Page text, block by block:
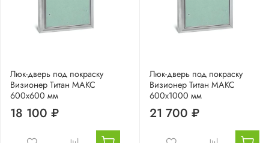
Люк-дверь под покраску
Визионер Титан МАКС
600х600 мм
18 100 ₽
Люк-дверь под покраску
Визионер Титан МАКС
600х1000 мм
21 700 ₽